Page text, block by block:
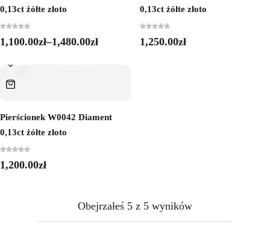
0,13ct żółte złoto
1,100.00zł–1,480.00zł
0,13ct żółte złoto
1,250.00zł
Pierścionek W0042 Diament
0,13ct żółte złoto
1,200.00zł
Obejrzałeś 5 z 5 wyników